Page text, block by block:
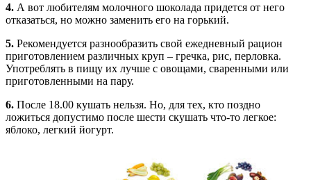
4. А вот любителям молочного шоколада придется от него
отказаться, но можно заменить его на горький.
5. Рекомендуется разнообразить свой ежедневный рацион
приготовлением различных круп – гречка, рис, перловка.
Употреблять в пищу их лучше с овощами, сваренными или
приготовленными на пару.
6. После 18.00 кушать нельзя. Но, для тех, кто поздно
ложиться допустимо после шести скушать что-то легкое:
яблоко, легкий йогурт.